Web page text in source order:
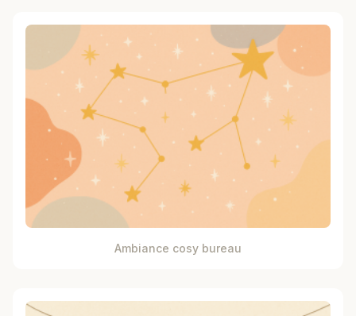
Ambiance cosy bureau